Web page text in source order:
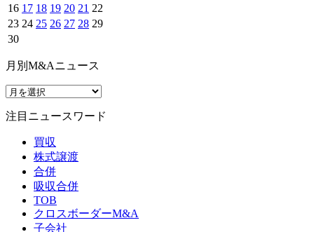
16 17 18 19 20 21 22
23 24 25 26 27 28 29
30
月別M&Aニュース
注目ニュースワード
買収
株式譲渡
合併
吸収合併
TOB
クロスボーダーM&A
子会社